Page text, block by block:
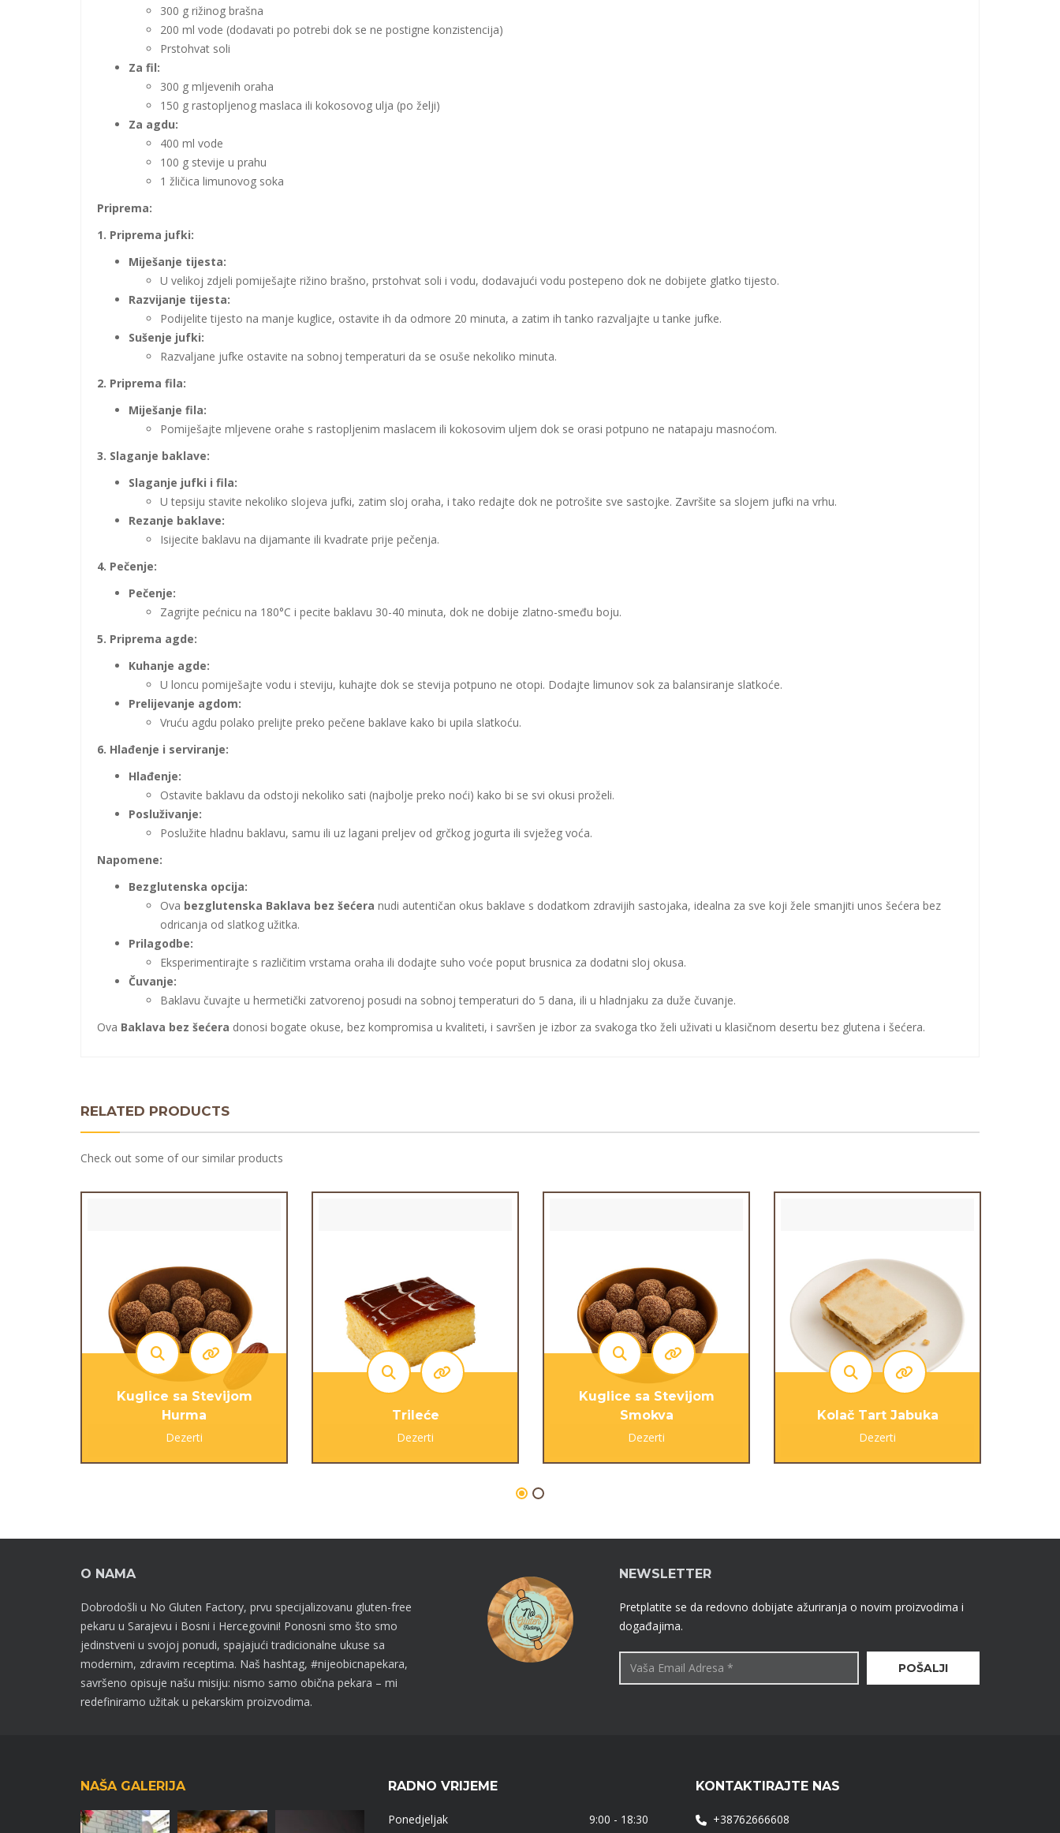
300 g rižinog brašna
200 ml vode (dodavati po potrebi dok se ne postigne konzistencija)
Prstohvat soli
Za fil:
300 g mljevenih oraha
150 g rastopljenog maslaca ili kokosovog ulja (po želji)
Za agdu:
400 ml vode
100 g stevije u prahu
1 žličica limunovog soka
Priprema:
1. Priprema jufki:
Miješanje tijesta:
U velikoj zdjeli pomiješajte rižino brašno, prstohvat soli i vodu, dodavajući vodu postepeno dok ne dobijete glatko tijesto.
Razvijanje tijesta:
Podijelite tijesto na manje kuglice, ostavite ih da odmore 20 minuta, a zatim ih tanko razvaljajte u tanke jufke.
Sušenje jufki:
Razvaljane jufke ostavite na sobnoj temperaturi da se osuše nekoliko minuta.
2. Priprema fila:
Miješanje fila:
Pomiješajte mljevene orahe s rastopljenim maslacem ili kokosovim uljem dok se orasi potpuno ne natapaju masnoćom.
3. Slaganje baklave:
Slaganje jufki i fila:
U tepsiju stavite nekoliko slojeva jufki, zatim sloj oraha, i tako redajte dok ne potrošite sve sastojke. Završite sa slojem jufki na vrhu.
Rezanje baklave:
Isijecite baklavu na dijamante ili kvadrate prije pečenja.
4. Pečenje:
Pečenje:
Zagrijte pećnicu na 180°C i pecite baklavu 30-40 minuta, dok ne dobije zlatno-smeđu boju.
5. Priprema agde:
Kuhanje agde:
U loncu pomiješajte vodu i steviju, kuhajte dok se stevija potpuno ne otopi. Dodajte limunov sok za balansiranje slatkoće.
Prelijevanje agdom:
Vruću agdu polako prelijte preko pečene baklave kako bi upila slatkoću.
6. Hlađenje i serviranje:
Hlađenje:
Ostavite baklavu da odstoji nekoliko sati (najbolje preko noći) kako bi se svi okusi proželi.
Posluživanje:
Poslužite hladnu baklavu, samu ili uz lagani preljev od grčkog jogurta ili svježeg voća.
Napomene:
Bezglutenska opcija:
Ova bezglutenska Baklava bez šećera nudi autentičan okus baklave s dodatkom zdravijih sastojaka, idealna za sve koji žele smanjiti unos šećera bez
odricanja od slatkog užitka.
Prilagodbe:
Eksperimentirajte s različitim vrstama oraha ili dodajte suho voće poput brusnica za dodatni sloj okusa.
Čuvanje:
Baklavu čuvajte u hermetički zatvorenoj posudi na sobnoj temperaturi do 5 dana, ili u hladnjaku za duže čuvanje.
Ova Baklava bez šećera donosi bogate okuse, bez kompromisa u kvaliteti, i savršen je izbor za svakoga tko želi uživati u klasičnom desertu bez glutena i šećera.
RELATED PRODUCTS
Check out some of our similar products
Kuglice sa Stevijom
Hurma
Dezerti
Trileće
Dezerti
Kuglice sa Stevijom
Smokva
Dezerti
Kolač Tart Jabuka
Dezerti
O NAMA
Dobrodošli u No Gluten Factory, prvu specijalizovanu gluten-free
pekaru u Sarajevu i Bosni i Hercegovini! Ponosni smo što smo
jedinstveni u svojoj ponudi, spajajući tradicionalne ukuse sa
modernim, zdravim receptima. Naš hashtag, #nijeobicnapekara,
savršeno opisuje našu misiju: nismo samo obična pekara – mi
redefiniramo užitak u pekarskim proizvodima.
NEWSLETTER
Pretplatite se da redovno dobijate ažuriranja o novim proizvodima i
događajima.
NAŠA GALERIJA RADNO VRIJEME
Ponedjeljak
9:00 - 18:30
KONTAKTIRAJTE NAS
+38762666608